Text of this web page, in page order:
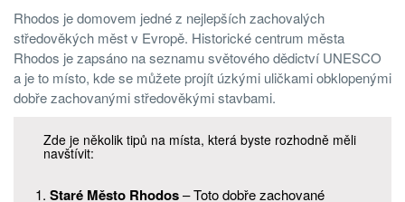
Rhodos je domovem jedné z nejlepších zachovalých
středověkých měst v Evropě. Historické centrum města
Rhodos je zapsáno na seznamu světového dědictví UNESCO
a je to místo, kde se můžete projít úzkými uličkami obklopenými
dobře zachovanými středověkými stavbami.
Zde je několik tipů na místa, která byste rozhodně měli
navštívit:
Staré Město Rhodos– Toto dobře zachované